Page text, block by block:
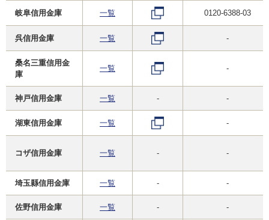
岐阜信用金庫 一覧 0120-6388-03
呉信用金庫 一覧 -
桑名三重信用金
庫
一覧 -
神戸信用金庫 一覧 - -
湖東信用金庫 一覧 -
コザ信用金庫 一覧 - -
埼玉縣信用金庫 一覧 - -
佐野信用金庫 一覧 - -